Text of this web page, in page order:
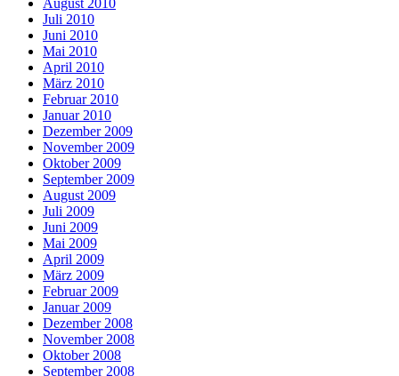
Juli 2010
Juni 2010
Mai 2010
April 2010
März 2010
Februar 2010
Januar 2010
Dezember 2009
November 2009
Oktober 2009
September 2009
August 2009
Juli 2009
Juni 2009
Mai 2009
April 2009
März 2009
Februar 2009
Januar 2009
Dezember 2008
November 2008
Oktober 2008
September 2008